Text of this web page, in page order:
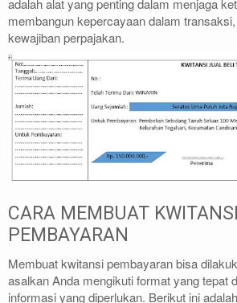
adalah alat yang penting dalam menjaga
membangun kepercayaan dalam
kewajiban perpajakan.
CARA MEMBUAT KWITANSI
PEMBAYARAN
Membuat kwitansi pembayaran bisa
asalkan Anda mengikuti format yang tepat
informasi yang diperlukan. Berikut ini